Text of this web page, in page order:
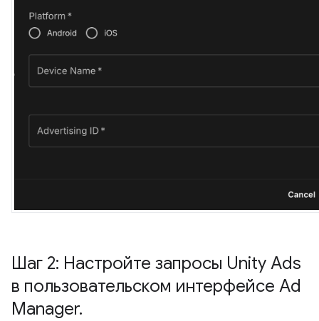
Шаг 2: Настройте запросы Unity Ads
в пользовательском интерфейсе Ad
Manager.